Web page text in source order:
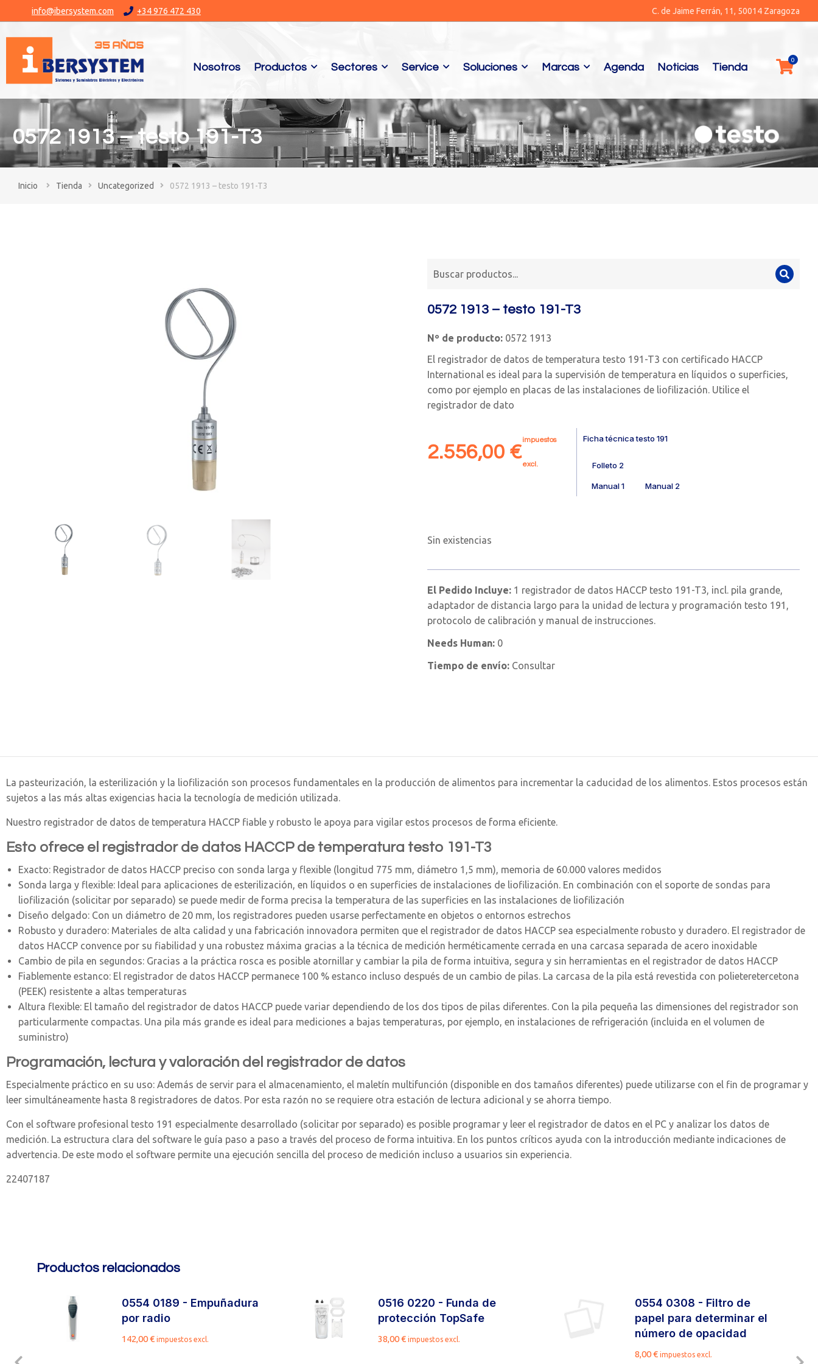
info@ibersystem.com +34 976 472 430 C. de Jaime Ferrán, 11, 50014 Zaragoza
Nosotros Productos Sectores Service Soluciones Marcas Agenda Noticias Tienda
0572 1913 – testo 191-T3
You are here:
Tienda Uncategorized 0572 1913 – testo 191-T3
0572 1913 – testo 191-T3
Nº de producto: 0572 1913
El registrador de datos de temperatura testo 191-T3 con certificado HACCP
International es ideal para la supervisión de temperatura en líquidos o superficies,
como por ejemplo en placas de las instalaciones de liofilización. Utilice el
registrador de dato
2.556,00 €
impuestos
excl.
Ficha técnica testo 191
Folleto 2
Manual 1 Manual 2
Sin existencias
El Pedido Incluye: 1 registrador de datos HACCP testo 191-T3, incl. pila grande,
adaptador de distancia largo para la unidad de lectura y programación testo 191,
protocolo de calibración y manual de instrucciones.
Needs Human: 0
Tiempo de envío: Consultar
La pasteurización, la esterilización y la liofilización son procesos fundamentales en la producción de alimentos para incrementar la caducidad de los alimentos. Estos procesos están
sujetos a las más altas exigencias hacia la tecnología de medición utilizada.
Nuestro registrador de datos de temperatura HACCP fiable y robusto le apoya para vigilar estos procesos de forma eficiente.
Esto ofrece el registrador de datos HACCP de temperatura testo 191-T3
Exacto: Registrador de datos HACCP preciso con sonda larga y flexible (longitud 775 mm, diámetro 1,5 mm), memoria de 60.000 valores medidos
Sonda larga y flexible: Ideal para aplicaciones de esterilización, en líquidos o en superficies de instalaciones de liofilización. En combinación con el soporte de sondas para
liofilización (solicitar por separado) se puede medir de forma precisa la temperatura de las superficies en las instalaciones de liofilización
Diseño delgado: Con un diámetro de 20 mm, los registradores pueden usarse perfectamente en objetos o entornos estrechos
Robusto y duradero: Materiales de alta calidad y una fabricación innovadora permiten que el registrador de datos HACCP sea especialmente robusto y duradero. El registrador de
datos HACCP convence por su fiabilidad y una robustez máxima gracias a la técnica de medición herméticamente cerrada en una carcasa separada de acero inoxidable
Cambio de pila en segundos: Gracias a la práctica rosca es posible atornillar y cambiar la pila de forma intuitiva, segura y sin herramientas en el registrador de datos HACCP
Fiablemente estanco: El registrador de datos HACCP permanece 100 % estanco incluso después de un cambio de pilas. La carcasa de la pila está revestida con polieteretercetona
(PEEK) resistente a altas temperaturas
Altura flexible: El tamaño del registrador de datos HACCP puede variar dependiendo de los dos tipos de pilas diferentes. Con la pila pequeña las dimensiones del registrador son
particularmente compactas. Una pila más grande es ideal para mediciones a bajas temperaturas, por ejemplo, en instalaciones de refrigeración (incluida en el volumen de
suministro)
Programación, lectura y valoración del registrador de datos
Especialmente práctico en su uso: Además de servir para el almacenamiento, el maletín multifunción (disponible en dos tamaños diferentes) puede utilizarse con el fin de programar y
leer simultáneamente hasta 8 registradores de datos. Por esta razón no se requiere otra estación de lectura adicional y se ahorra tiempo.
Con el software profesional testo 191 especialmente desarrollado (solicitar por separado) es posible programar y leer el registrador de datos en el PC y analizar los datos de
medición. La estructura clara del software le guía paso a paso a través del proceso de forma intuitiva. En los puntos críticos ayuda con la introducción mediante indicaciones de
advertencia. De este modo el software permite una ejecución sencilla del proceso de medición incluso a usuarios sin experiencia.
22407187
Productos relacionados
0554 0189 - Empuñadura
por radio
142,00€ impuestos excl.
0516 0220 - Funda de
protección TopSafe
38,00€ impuestos excl.
0554 0308 - Filtro de
papel para determinar el
número de opacidad
8,00€ impuestos excl.